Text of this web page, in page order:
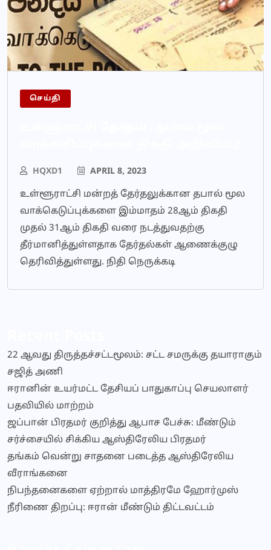
செய்தி
HQXD1 APRIL 8, 2023
உள்ளூராட்சி மன்றத் தேர்தலுக்கான தபால் மூல
வாக்கெடுப்புக்களை இம்மாதம் 28ஆம் திகதி
முதல் 31ஆம் திகதி வரை நடத்துவதற்கு
தீர்மானித்துள்ளதாக தேர்தல்கள் ஆணைக்குழு
தெரிவித்துள்ளது. நிதி நெருக்கடி
22 ஆவது திருத்தச்சட்டமூலம்: சட்ட சமருக்கு தயாராகும்
சஜித் அணி
ஈரானின் உயர்மட்ட தேசியப் பாதுகாப்பு செயலாளர்
பதவியில் மாற்றம்
ஜப்பான் பிரதமர் குறித்து ஆபாச பேச்சு: மீண்டும்
சர்ச்சையில் சிக்கிய ஆஸ்திரேலிய பிரதமர்
தங்கம் வென்று சாதனை படைத்த ஆஸ்திரேலிய
வீராங்கனை
நிபந்தனைகளை ஏற்றால் மாத்திரமே ஹோர்முஸ்
நீரிணை திறப்பு: ஈரான் மீண்டும் திட்டவட்டம்